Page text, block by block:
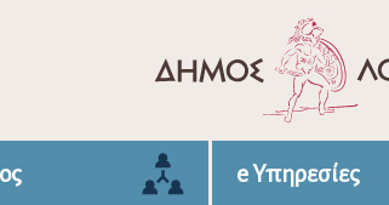
e Υπηρεσίες